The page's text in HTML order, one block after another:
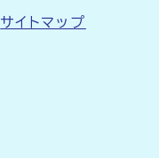
サイトマップ